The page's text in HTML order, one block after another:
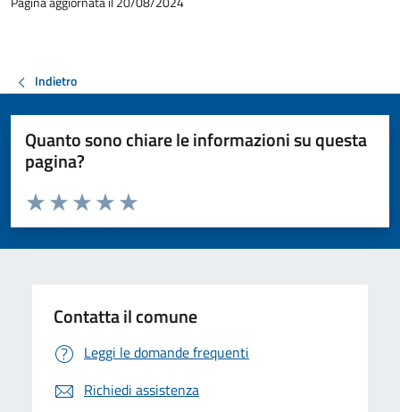
Indietro
Quanto sono chiare le informazioni su questa
pagina?
Valuta da 1 a 5 stelle la pagina
Valuta 5 stelle su 5
Valuta 4 stelle su 5
Valuta 3 stelle su 5
Valuta 2 stelle su 5
Valuta 1 stelle su 5
Contatta il comune
Leggi le domande frequenti
Richiedi assistenza